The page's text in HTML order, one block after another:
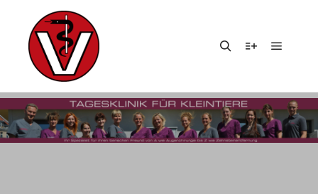
KATEGORIENARCHIV: